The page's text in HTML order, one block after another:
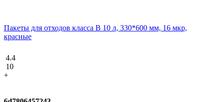
Пакеты для отходов класса В 10 л, 330*600 мм, 16 мкр,
красные
4.4
10
+